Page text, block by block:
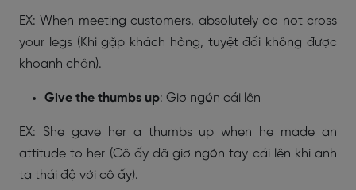
EX: When meeting customers, absolutely do not cross
your legs (Khi gặp khách hàng, tuyệt đối không được
khoanh chân).
Give the thumbs up: Giơ ngón cái lên
EX: She gave her a thumbs up when he made an
attitude to her (Cô ấy đã giơ ngón tay cái lên khi anh
ta thái độ với cô ấy).